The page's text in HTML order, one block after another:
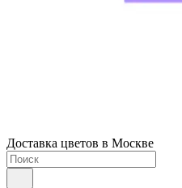
Доставка цветов в Москве